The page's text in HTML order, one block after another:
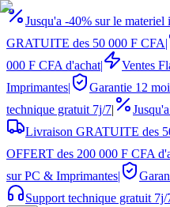
Jusqu'a -40% sur le materiel
GRATUITE des 50 000 F CFA|
000 F CFA d'achat|
Ventes
Imprimantes| Garantie 12
technique gratuit 7j/7|
Livraison GRATUITE des
OFFERT des 200 000 F CFA
sur PC & Imprimantes|
Support technique gratuit 7j/